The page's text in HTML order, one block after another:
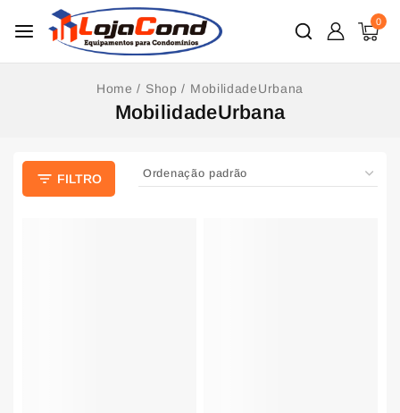
0
Home / Shop / MobilidadeUrbana
MobilidadeUrbana
FILTRO